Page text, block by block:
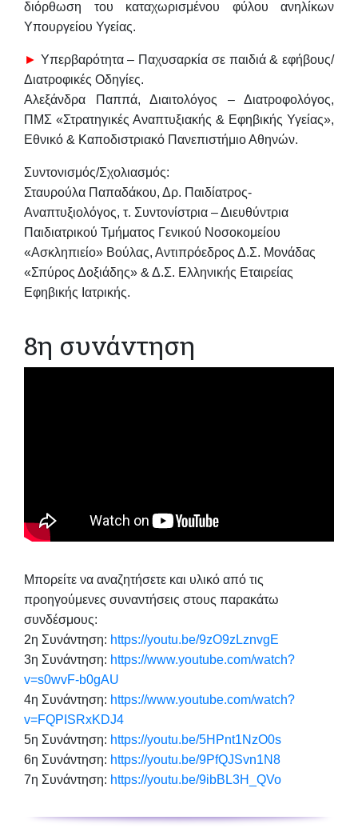
διόρθωση του καταχωρισμένου φύλου ανηλίκων
Υπουργείου Υγείας.
► Υπερβαρότητα – Παχυσαρκία σε παιδιά & εφήβους/
Διατροφικές Οδηγίες.
Αλεξάνδρα Παππά, Διαιτολόγος – Διατροφολόγος,
ΠΜΣ «Στρατηγικές Αναπτυξιακής & Εφηβικής Υγείας»,
Εθνικό & Καποδιστριακό Πανεπιστήμιο Αθηνών.
Συντονισμός/Σχολιασμός:
Σταυρούλα Παπαδάκου, Δρ. Παιδίατρος-
Αναπτυξιολόγος, τ. Συντονίστρια – Διευθύντρια
Παιδιατρικού Τμήματος Γενικού Νοσοκομείου
«Ασκληπιείο» Βούλας, Αντιπρόεδρος Δ.Σ. Μονάδας
«Σπύρος Δοξιάδης» & Δ.Σ. Ελληνικής Εταιρείας
Εφηβικής Ιατρικής.
8η συνάντηση
Μπορείτε να αναζητήσετε και υλικό από τις
προηγούμενες συναντήσεις στους παρακάτω
συνδέσμους:
2η Συνάντηση: https://youtu.be/9zO9zLznvgE
3η Συνάντηση: https://www.youtube.com/watch?
v=s0wvF-b0gAU
4η Συνάντηση: https://www.youtube.com/watch?
v=FQPISRxKDJ4
5η Συνάντηση: https://youtu.be/5HPnt1NzO0s
6η Συνάντηση: https://youtu.be/9PfQJSvn1N8
7η Συνάντηση: https://youtu.be/9ibBL3H_QVo